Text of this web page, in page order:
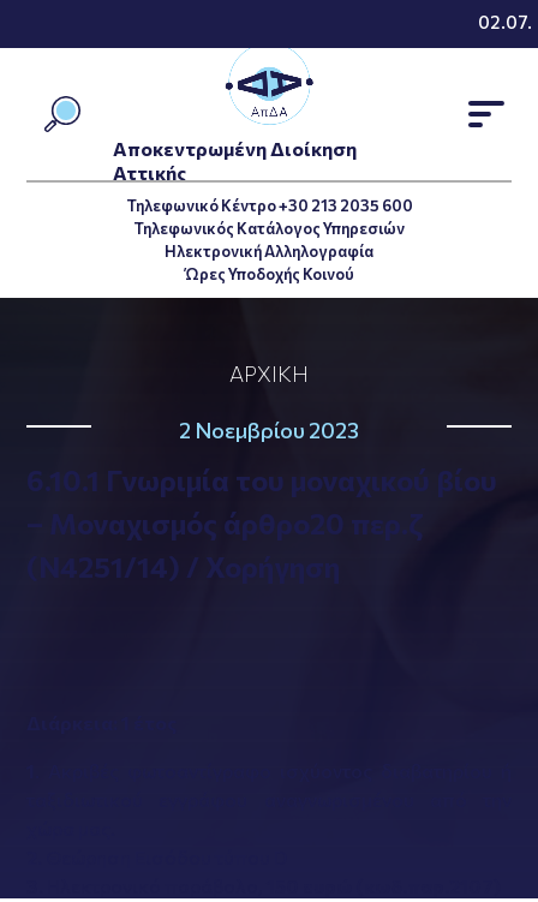
Τηλεφωνικό Κέντρο +30 213 2035 600
Τηλεφωνικός Κατάλογος Υπηρεσιών
Ηλεκτρονική Αλληλογραφία
Ώρες Υποδοχής Κοινού
Αποκεντρωμένη Διοίκηση
Αττικής
ΑΡΧΙΚΉ
2 Νοεμβρίου 2023
6.10.1 Γνωριμία του μοναχικού βίου
– Μοναχισμός άρθρο20 περ.ζ
(Ν4251/14) / Χορήγηση